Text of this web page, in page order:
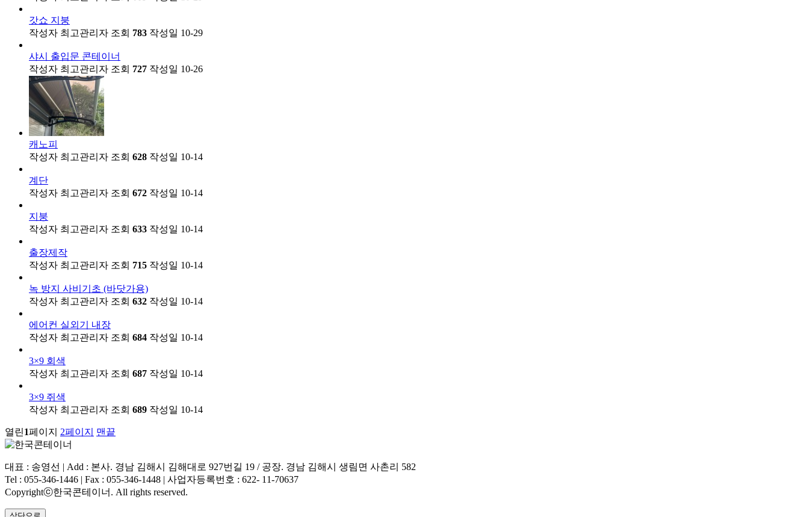
갓쇼 지붕
작성자 최고관리자 조회 783 작성일 10-29
샤시 출입문 콘테이너
작성자 최고관리자 조회 727 작성일 10-26
캐노피
작성자 최고관리자 조회 628 작성일 10-14
계단
작성자 최고관리자 조회 672 작성일 10-14
지붕
작성자 최고관리자 조회 633 작성일 10-14
출장제작
작성자 최고관리자 조회 715 작성일 10-14
녹 방지 사비기초 (바닷가용)
작성자 최고관리자 조회 632 작성일 10-14
에어컨 실외기 내장
작성자 최고관리자 조회 684 작성일 10-14
3×9 회색
작성자 최고관리자 조회 687 작성일 10-14
3×9 쥐색
작성자 최고관리자 조회 689 작성일 10-14
열린1페이지 2페이지 맨끝
대표 : 송영선 | Add : 본사. 경남 김해시 김해대로 927번길 19 / 공장. 경남 김해시 생림면 사촌리 582
Tel : 055-346-1446 | Fax : 055-346-1448 | 사업자등록번호 : 622- 11-70637
Copyrightⓒ한국콘테이너. All rights reserved.